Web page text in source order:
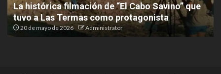
La histórica filmación de “El Cabo Savino” que
tuvo a Las Termas como protagonista
20 de mayo de 2026 Administrator